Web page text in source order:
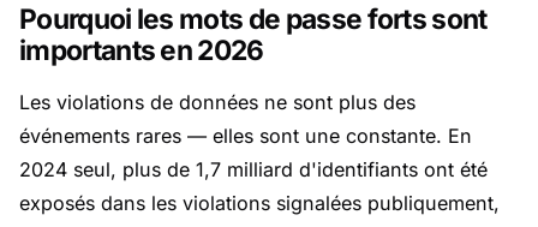
Pourquoi les mots de passe forts sont
importants en 2026
Les violations de données ne sont plus des
événements rares — elles sont une constante. En
2024 seul, plus de 1,7 milliard d'identifiants ont été
exposés dans les violations signalées publiquement,